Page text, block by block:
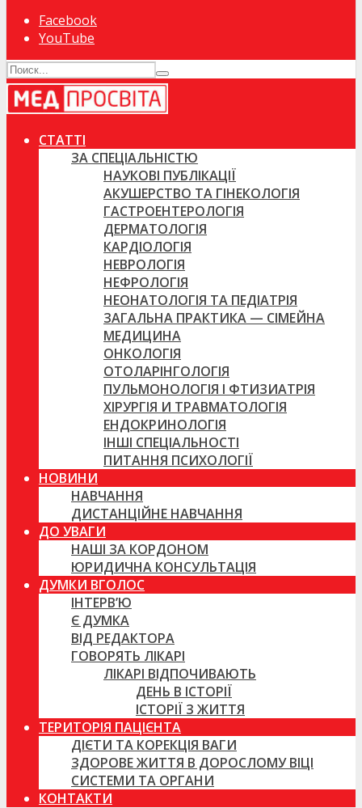
Facebook
YouTube
СТАТТІ
ЗА СПЕЦІАЛЬНІСТЮ
НАУКОВІ ПУБЛІКАЦІЇ
АКУШЕРСТВО ТА ГІНЕКОЛОГІЯ
ГАСТРОЕНТЕРОЛОГІЯ
ДЕРМАТОЛОГІЯ
КАРДІОЛОГІЯ
НЕВРОЛОГІЯ
НЕФРОЛОГІЯ
НЕОНАТОЛОГІЯ ТА ПЕДІАТРІЯ
ЗАГАЛЬНА ПРАКТИКА — СІМЕЙНА
МЕДИЦИНА
ОНКОЛОГІЯ
ОТОЛАРІНГОЛОГІЯ
ПУЛЬМОНОЛОГІЯ І ФТИЗИАТРІЯ
ХІРУРГІЯ И ТРАВМАТОЛОГІЯ
ЕНДОКРИНОЛОГІЯ
ІНШІ СПЕЦІАЛЬНОСТІ
ПИТАННЯ ПСИХОЛОГІЇ
НОВИНИ
НАВЧАННЯ
ДИСТАНЦІЙНЕ НАВЧАННЯ
ДО УВАГИ
НАШІ ЗА КОРДОНОМ
ЮРИДИЧНА КОНСУЛЬТАЦІЯ
ДУМКИ ВГОЛОС
ІНТЕРВ’Ю
Є ДУМКА
ВІД РЕДАКТОРА
ГОВОРЯТЬ ЛІКАРІ
ЛІКАРІ ВІДПОЧИВАЮТЬ
ДЕНЬ В ІСТОРІЇ
ІСТОРІЇ З ЖИТТЯ
ТЕРИТОРІЯ ПАЦІЄНТА
ДІЄТИ ТА КОРЕКЦІЯ ВАГИ
ЗДОРОВЕ ЖИТТЯ В ДОРОСЛОМУ ВІЦІ
СИСТЕМИ ТА ОРГАНИ
КОНТАКТИ